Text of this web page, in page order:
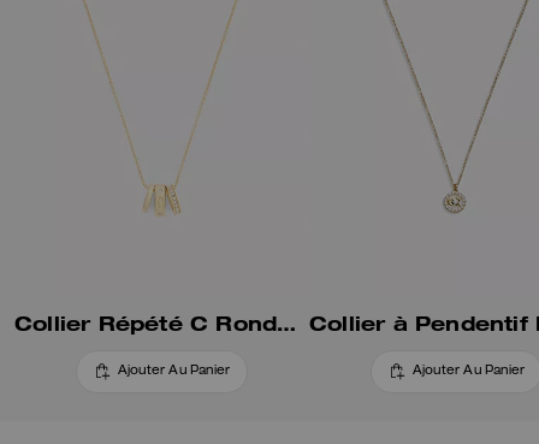
Collier Répété C Rondelle
Ajouter Au Panier Ajouter Au Panier